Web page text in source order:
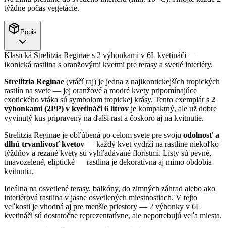
týždne počas vegetácie.
Popis
Klasická Strelitzia Reginae s 2 výhonkami v 6L kvetináči —
ikonická rastlina s oranžovými kvetmi pre terasy a svetlé interiéry.
Strelitzia Reginae (vtáčí raj) je jedna z najikontickejších tropických
rastlín na svete — jej oranžové a modré kvety pripomínajúce
exotického vtáka sú symbolom tropickej krásy. Tento exemplár s 2
výhonkami (2PP) v kvetináči 6 litrov je kompaktný, ale už dobre
vyvinutý kus pripravený na ďalší rast a čoskoro aj na kvitnutie.
Strelitzia Reginae je obľúbená po celom svete pre svoju odolnosť a
dlhú trvanlivosť kvetov — každý kvet vydrží na rastline niekoľko
týždňov a rezané kvety sú vyhľadávané floristmi. Listy sú pevné,
tmavozelené, eliptické — rastlina je dekoratívna aj mimo obdobia
kvitnutia.
Ideálna na osvetlené terasy, balkóny, do zimných záhrad alebo ako
interiérová rastlina v jasne osvetlených miestnostiach. V tejto
veľkosti je vhodná aj pre menšie priestory — 2 výhonky v 6L
kvetináči sú dostatočne reprezentatívne, ale nepotrebujú veľa miesta.